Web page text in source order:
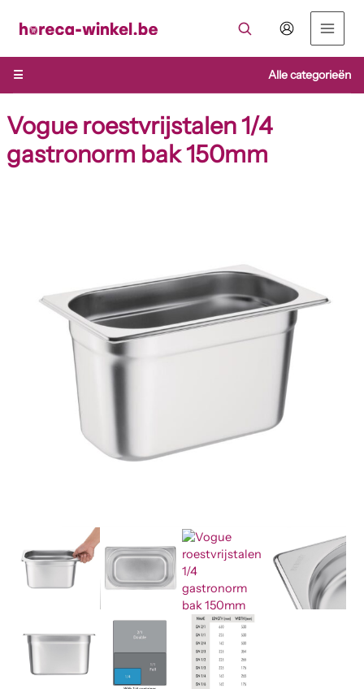
naar
inhoud
☰
Alle categorieën
Vogue roestvrijstalen 1/4
gastronorm bak 150mm
aantal